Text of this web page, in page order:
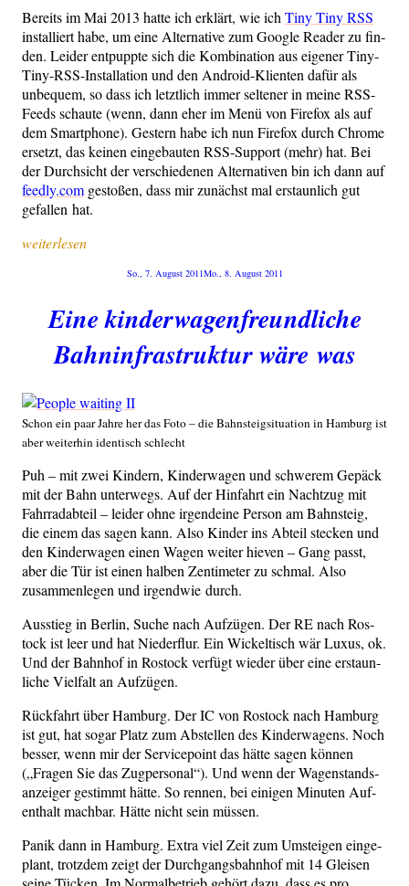
Bereits im Mai 2013 hat­te ich erklärt, wie ich Tiny Tiny RSS
instal­liert habe, um eine Alter­na­ti­ve zum Goog­le Rea­der zu fin­
den. Lei­der ent­pupp­te sich die Kom­bi­na­ti­on aus eige­ner Tiny-
Tiny-RSS-Instal­la­ti­on und den Android-Kli­en­ten dafür als
unbe­quem, so dass ich letzt­lich immer sel­te­ner in mei­ne RSS-
Feeds schau­te (wenn, dann eher im Menü von Fire­fox als auf
dem Smart­phone). Ges­tern habe ich nun Fire­fox durch Chro­me
ersetzt, das kei­nen ein­ge­bau­ten RSS-Sup­port (mehr) hat. Bei
der Durch­sicht der ver­schie­de­nen Alter­na­ti­ven bin ich dann auf
feedly.com gesto­ßen, dass mir zunächst mal erstaun­lich gut
gefal­len hat.
„Fort­
lich
aus …?“
weiterlesen
Veröffentlicht
So., 7. August 2011Mo., 8. August 2011
Eine kinderwagenfreundliche
Bahninfrastruktur wäre was
Schon ein paar Jah­re her das Foto – die Bahn­steig­si­tua­ti­on in Ham­burg ist
aber wei­ter­hin iden­tisch schlecht
Puh – mit zwei Kin­dern, Kin­der­wa­gen und schwe­rem Gepäck
mit der Bahn unter­wegs. Auf der Hin­fahrt ein Nacht­zug mit
Fahr­rad­ab­teil – lei­der ohne irgend­ei­ne Per­son am Bahn­steig,
die einem das sagen kann. Also Kin­der ins Abteil ste­cken und
den Kin­der­wa­gen einen Wagen wei­ter hie­ven – Gang passt,
aber die Tür ist einen hal­ben Zen­ti­me­ter zu schmal. Also
zusam­men­le­gen und irgend­wie durch.
Aus­stieg in Ber­lin, Suche nach Auf­zü­gen. Der RE nach Ros­
tock ist leer und hat Nie­der­flur. Ein Wickel­tisch wär Luxus, ok.
Und der Bahn­hof in Ros­tock ver­fügt wie­der über eine erstaun­
li­che Viel­falt an Aufzügen.
Rück­fahrt über Ham­burg. Der IC von Ros­tock nach Ham­burg
ist gut, hat sogar Platz zum Abstel­len des Kin­der­wa­gens. Noch
bes­ser, wenn mir der Ser­vice­point das hät­te sagen kön­nen
(„Fra­gen Sie das Zug­per­so­nal“). Und wenn der Wagen­stands­
an­zei­ger gestimmt hät­te. So ren­nen, bei eini­gen Minu­ten Auf­
ent­halt mach­bar. Hät­te nicht sein müssen.
Panik dann in Ham­burg. Extra viel Zeit zum Umstei­gen ein­ge­
plant, trotz­dem zeigt der Durch­gangs­bahn­hof mit 14 Glei­sen